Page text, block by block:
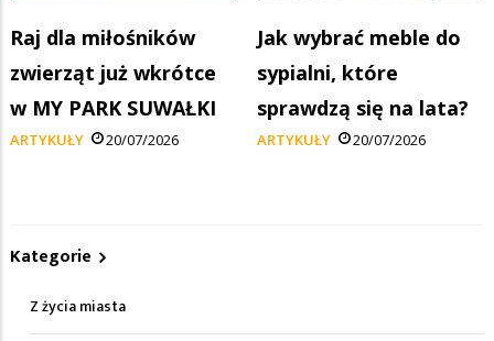
Raj dla miłośników
zwierząt już wkrótce
w MY PARK SUWAŁKI
ARTYKUŁY 20/07/2026
Jak wybrać meble do
sypialni, które
sprawdzą się na lata?
ARTYKUŁY 20/07/2026
Kategorie
Z życia miasta